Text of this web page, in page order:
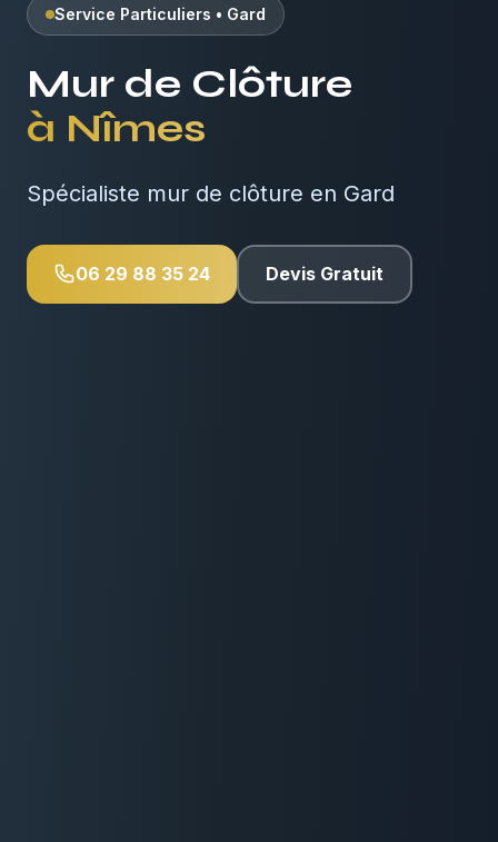
Service Particuliers • Gard
Mur de Clôture
à Nîmes
Spécialiste mur de clôture en Gard
06 29 88 35 24 Devis Gratuit